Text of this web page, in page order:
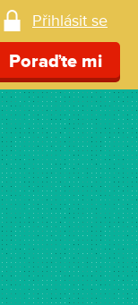
Přihlásit se
Poraďte mi